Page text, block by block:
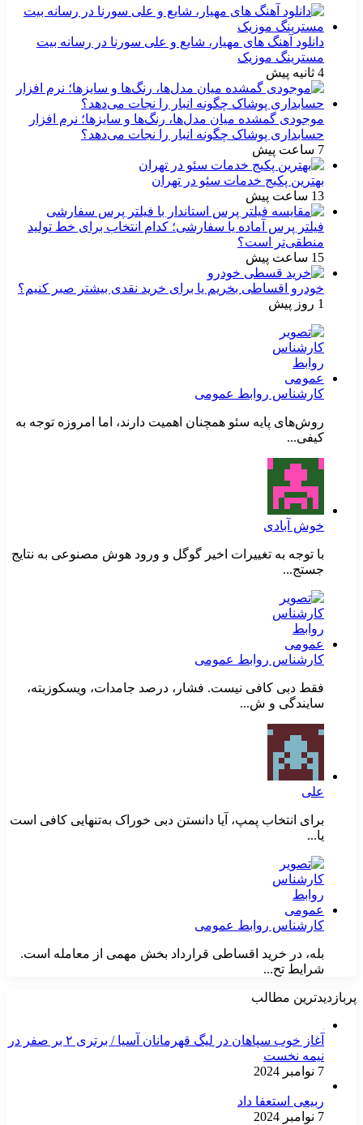
دانلود آهنگ های مهیار، شایع و علی سورنا در رسانه بیت
مسترینگ موزیک
موجودی گمشده میان مدل‌ها، رنگ‌ها و سایزها؛ نرم افزار
حسابداری پوشاک چگونه انبار را نجات می‌دهد؟
بهترین پکیج خدمات سئو در تهران
فیلتر پرس آماده یا سفارشی؛ کدام انتخاب برای خط تولید
منطقی‌تر است؟
خودرو اقساطی بخریم یا برای خرید نقدی بیشتر صبر کنیم؟
کارشناس روابط عمومی
روش‌های پایه سئو همچنان اهمیت دارند، اما امروزه توجه به
کیفی...
خوش آبادی
با توجه به تغییرات اخیر گوگل و ورود هوش مصنوعی به نتایج
جستج...
کارشناس روابط عمومی
فقط دبی کافی نیست. فشار، درصد جامدات، ویسکوزیته،
سایندگی و ش...
برای انتخاب پمپ، آیا دانستن دبی خوراک به‌تنهایی کافی است
کارشناس روابط عمومی
بله، در خرید اقساطی قرارداد بخش مهمی از معامله است.
شرایط تح...
مطالب
آغاز خوب سپاهان در لیگ قهرمانان آسیا / برتری ۲ بر صفر در
نیمه نخست
ربیعی استعفا داد